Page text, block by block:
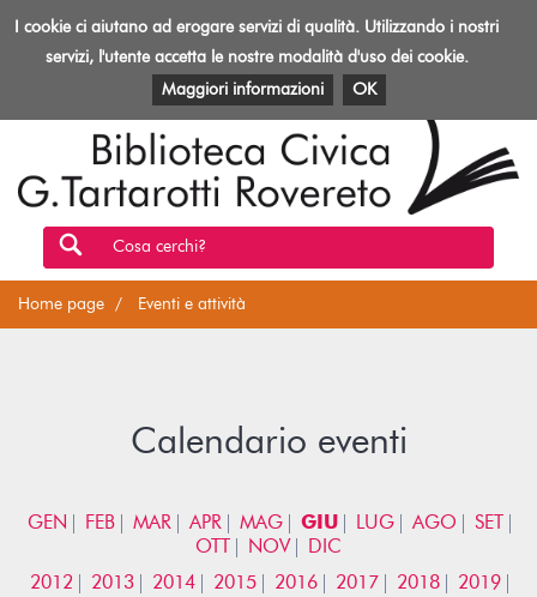
Toggle
Biblioteca
Rovereto
EVENTI E ATTIVITÀ PATRIMONIO E RISORSE
Cosa cerchi?
Home page Eventi e attività
Calendario eventi
GEN FEB MAR APR MAG GIU LUG AGO
SET
OTT
NOV
DIC
2012
2013 2014 2015 2016 2017 2018
2019
I cookie ci aiutano ad erogare servizi di qualità. Utilizzando i nostri
servizi, l'utente accetta le nostre modalità d'uso dei cookie.
Maggiori informazioni
OK